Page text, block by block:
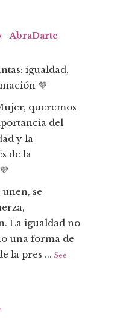
AbraDarte
igualdad,
💜
queremos
del
y la
de la
se
La igualdad no
una forma de
la pres ...See